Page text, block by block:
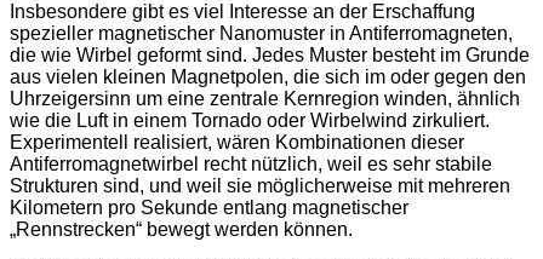
Insbesondere gibt es viel Interesse an der Erschaffung
spezieller magnetischer Nanomuster in Antiferromagneten,
die wie Wirbel geformt sind. Jedes Muster besteht im Grunde
aus vielen kleinen Magnetpolen, die sich im oder gegen den
Uhrzeigersinn um eine zentrale Kernregion winden, ähnlich
wie die Luft in einem Tornado oder Wirbelwind zirkuliert.
Experimentell realisiert, wären Kombinationen dieser
Antiferromagnetwirbel recht nützlich, weil es sehr stabile
Strukturen sind, und weil sie möglicherweise mit mehreren
Kilometern pro Sekunde entlang magnetischer
„Rennstrecken“ bewegt werden können.